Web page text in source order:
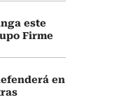
este
Firme
en